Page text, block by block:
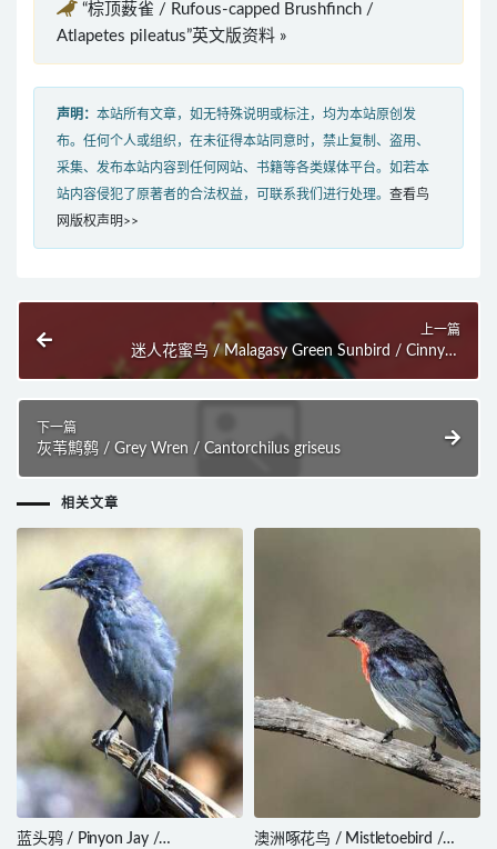
“棕顶薮雀 / Rufous-capped Brushfinch /
Atlapetes pileatus”英文版资料 »
声明： 本站所有文章，如无特殊说明或标注，均为本站原创发
布。任何个人或组织，在未征得本站同意时，禁止复制、盗用、
采集、发布本站内容到任何网站、书籍等各类媒体平台。如若本
站内容侵犯了原著者的合法权益，可联系我们进行处理。 查看鸟
网版权声明>>
上一篇
迷人花蜜鸟 / Malagasy Green Sunbird / Cinnyris
下一篇
灰苇鹪鹩 / Grey Wren / Cantorchilus griseus
相关文章
蓝头鸦 / Pinyon Jay /
澳洲啄花鸟 / Mistletoebird /